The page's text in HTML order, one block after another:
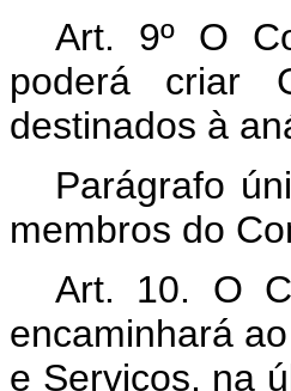
Art. 9º O
poderá criar
destinados à
Parágrafo
membros do
Art. 10. O
encaminhará
e Serviços, na